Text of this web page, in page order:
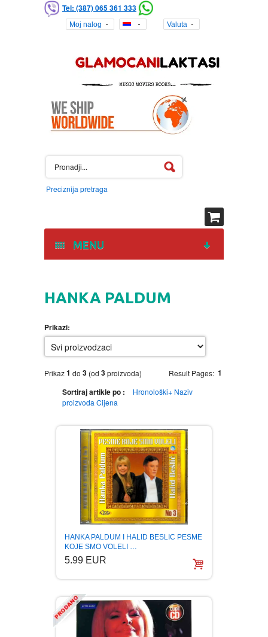
Tel: (387) 065 361 333
Moj nalog Valuta
Preciznija pretraga
MENU
DVD
MOVIES DVD
MUSIC DVD
GADGETI
MTEL PREPAID SIM CARD
SLANJE PAKETA
GIFT CODE
KNJIGE
AUTOBIOGRAFIJA
AVANTURISTIČKI
BIOGRAFIJA
BOJANKE
BOJANKE ZA ODRASLE
CIKLIT
DRAMA
MUZIKA
NARODNA
ZABAVNA
DJECIJA
NEGA TELA
BECUTAN
HRANA I PICE
PAVLODERM
PAVLOVICA KREMA
100% PRIRODNO
HANKA PALDUM
Prikazi:
Result Pages: 1
Prikaz1 do 3 (od 3proizvoda)
Sortiraj artikle po : Hronološki+ Naziv
proizvoda Cijena
HANKA PALDUM I HALID BESLIC PESME
KOJE SMO VOLELI …
5.99 EUR